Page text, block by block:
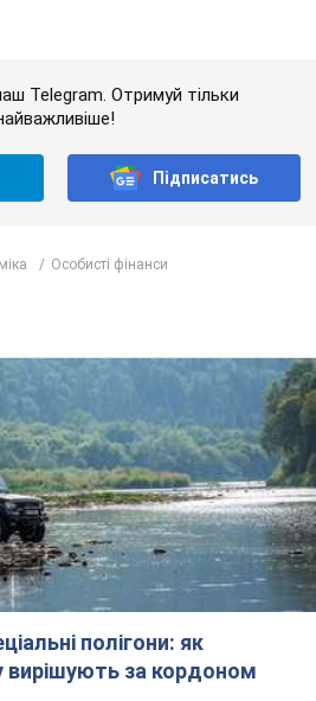
Telegram. Отримуй тільки
Підписатись
Особисті фінанси
полігони: як
вирішують за кордоном